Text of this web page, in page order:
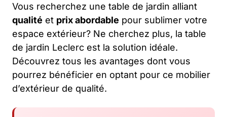
Vous recherchez une table de jardin alliant
qualité et prix abordable pour sublimer votre
espace extérieur? Ne cherchez plus, la table
de jardin Leclerc est la solution idéale.
Découvrez tous les avantages dont vous
pourrez bénéficier en optant pour ce mobilier
d’extérieur de qualité.